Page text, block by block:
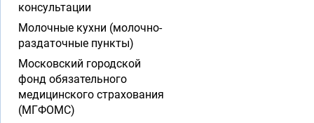
консультации
Молочные кухни (молочно-
раздаточные пункты)
Московский городской
фонд обязательного
медицинского страхования
(МГФОМС)